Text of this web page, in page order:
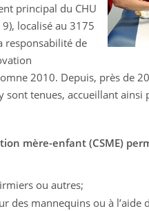
principal du CHU
localisé au 3175
responsabilité de
2010. Depuis, près de
sont tenues, accueillant ainsi
mère-enfant (CSME)
ou autres;
des mannequins ou à l’aide